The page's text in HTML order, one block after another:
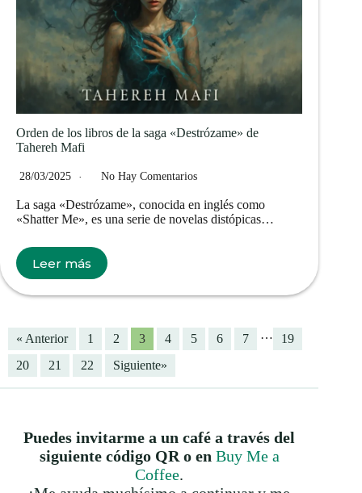
Orden de los libros de la saga «Destrózame» de
Tahereh Mafi
28/03/2025 No Hay Comentarios
La saga «Destrózame», conocida en inglés como
«Shatter Me», es una serie de novelas distópicas…
Leer más
« Anterior 1 2 3 4 5 6 7 …
19
20
21 22 Siguiente»
Puedes invitarme a un café a través del
siguiente código QR o en Buy Me a
Coffee.